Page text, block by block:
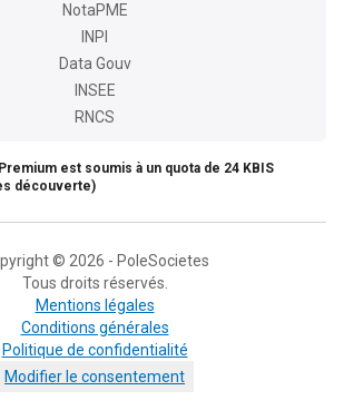
NotaPME
INPI
Data Gouv
INSEE
RNCS
est soumis à un quota de 24 KBIS
découverte)
© 2026 - PoleSocietes
Tous droits réservés.
Mentions légales
Conditions générales
Politique de confidentialité
Modifier le consentement